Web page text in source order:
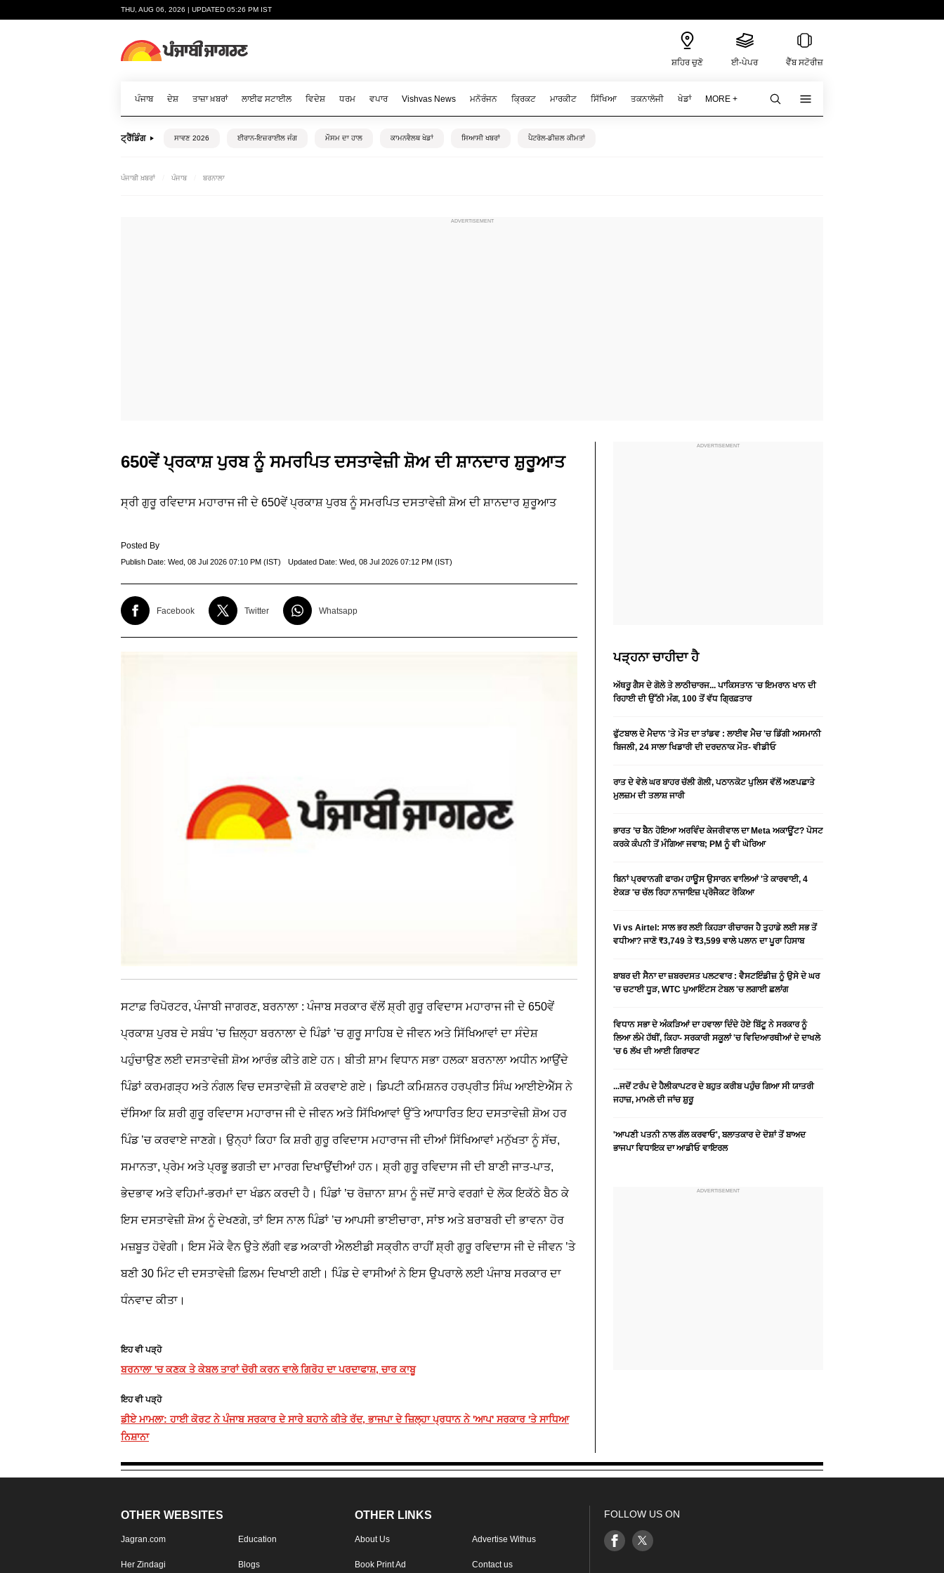
THU, AUG 06, 2026 | UPDATED 05:26 PM IST
ਸ਼ਹਿਰ ਚੁਣੋ ਈ-ਪੇਪਰ ਵੈੱਬ ਸਟੋਰੀਜ਼
ਪੰਜਾਬ ਦੇਸ਼ ਤਾਜ਼ਾ ਖ਼ਬਰਾਂ ਲਾਈਫ ਸਟਾਈਲ ਵਿਦੇਸ਼ ਧਰਮ ਵਪਾਰ Vishvas News ਮਨੋਰੰਜਨ ਕ੍ਰਿਕਟ ਮਾਰਕੀਟ ਸਿੱਖਿਆ ਤਕਨਾਲੋਜੀ ਖੇਡਾਂ MORE +
ਟ੍ਰੈਂਡਿੰਗ ਸਾਵਣ 2026 ਈਰਾਨ-ਇਜ਼ਰਾਈਲ ਜੰਗ ਮੌਸਮ ਦਾ ਹਾਲ ਕਾਮਨਵੈਲਥ ਖੇਡਾਂ ਸਿਆਸੀ ਖਬਰਾਂ ਪੈਟਰੋਲ-ਡੀਜ਼ਲ ਕੀਮਤਾਂ
ਪੰਜਾਬੀ ਖ਼ਬਰਾਂ ਪੰਜਾਬ ਬਰਨਾਲਾ
650ਵੇਂ ਪ੍ਰਕਾਸ਼ ਪੁਰਬ ਨੂੰ ਸਮਰਪਿਤ ਦਸਤਾਵੇਜ਼ੀ ਸ਼ੋਅ ਦੀ ਸ਼ਾਨਦਾਰ ਸ਼ੁਰੂਆਤ
ਸ੍ਰੀ ਗੁਰੂ ਰਵਿਦਾਸ ਮਹਾਰਾਜ ਜੀ ਦੇ 650ਵੇਂ ਪ੍ਰਕਾਸ਼ ਪੁਰਬ ਨੂੰ ਸਮਰਪਿਤ ਦਸਤਾਵੇਜ਼ੀ ਸ਼ੋਅ ਦੀ ਸ਼ਾਨਦਾਰ ਸ਼ੁਰੂਆਤ
Posted By
Publish Date: Wed, 08 Jul 2026 07:10 PM (IST) Updated Date: Wed, 08 Jul 2026 07:12 PM (IST)
Facebook Twitter Whatsapp
ਸਟਾਫ਼ ਰਿਪੋਰਟਰ, ਪੰਜਾਬੀ ਜਾਗਰਣ, ਬਰਨਾਲਾ : ਪੰਜਾਬ ਸਰਕਾਰ ਵੱਲੋਂ ਸ਼੍ਰੀ ਗੁਰੂ ਰਵਿਦਾਸ ਮਹਾਰਾਜ ਜੀ ਦੇ 650ਵੇਂ
ਪ੍ਰਕਾਸ਼ ਪੁਰਬ ਦੇ ਸਬੰਧ ’ਚ ਜ਼ਿਲ੍ਹਾ ਬਰਨਾਲਾ ਦੇ ਪਿੰਡਾਂ ’ਚ ਗੁਰੂ ਸਾਹਿਬ ਦੇ ਜੀਵਨ ਅਤੇ ਸਿੱਖਿਆਵਾਂ ਦਾ ਸੰਦੇਸ਼
ਪਹੁੰਚਾਉਣ ਲਈ ਦਸਤਾਵੇਜ਼ੀ ਸ਼ੋਅ ਆਰੰਭ ਕੀਤੇ ਗਏ ਹਨ। ਬੀਤੀ ਸ਼ਾਮ ਵਿਧਾਨ ਸਭਾ ਹਲਕਾ ਬਰਨਾਲਾ ਅਧੀਨ ਆਉਂਦੇ
ਪਿੰਡਾਂ ਕਰਮਗੜ੍ਹ ਅਤੇ ਨੰਗਲ ਵਿਚ ਦਸਤਾਵੇਜ਼ੀ ਸ਼ੋ ਕਰਵਾਏ ਗਏ। ਡਿਪਟੀ ਕਮਿਸ਼ਨਰ ਹਰਪ੍ਰੀਤ ਸਿੰਘ ਆਈਏਐੱਸ ਨੇ
ਦੱਸਿਆ ਕਿ ਸ਼ਰੀ ਗੁਰੂ ਰਵਿਦਾਸ ਮਹਾਰਾਜ ਜੀ ਦੇ ਜੀਵਨ ਅਤੇ ਸਿੱਖਿਆਵਾਂ ਉੱਤੇ ਆਧਾਰਿਤ ਇਹ ਦਸਤਾਵੇਜ਼ੀ ਸ਼ੋਅ ਹਰ
ਪਿੰਡ ’ਚ ਕਰਵਾਏ ਜਾਣਗੇ। ਉਨ੍ਹਾਂ ਕਿਹਾ ਕਿ ਸ਼ਰੀ ਗੁਰੂ ਰਵਿਦਾਸ ਮਹਾਰਾਜ ਜੀ ਦੀਆਂ ਸਿੱਖਿਆਵਾਂ ਮਨੁੱਖਤਾ ਨੂੰ ਸੱਚ,
ਸਮਾਨਤਾ, ਪ੍ਰੇਮ ਅਤੇ ਪ੍ਰਭੂ ਭਗਤੀ ਦਾ ਮਾਰਗ ਦਿਖਾਉਂਦੀਆਂ ਹਨ। ਸ਼੍ਰੀ ਗੁਰੂ ਰਵਿਦਾਸ ਜੀ ਦੀ ਬਾਣੀ ਜਾਤ-ਪਾਤ,
ਭੇਦਭਾਵ ਅਤੇ ਵਹਿਮਾਂ-ਭਰਮਾਂ ਦਾ ਖੰਡਨ ਕਰਦੀ ਹੈ। ਪਿੰਡਾਂ ’ਚ ਰੋਜ਼ਾਨਾ ਸ਼ਾਮ ਨੂੰ ਜਦੋਂ ਸਾਰੇ ਵਰਗਾਂ ਦੇ ਲੋਕ ਇਕੱਠੇ ਬੈਠ ਕੇ
ਇਸ ਦਸਤਾਵੇਜ਼ੀ ਸ਼ੋਅ ਨੂੰ ਦੇਖਣਗੇ, ਤਾਂ ਇਸ ਨਾਲ ਪਿੰਡਾਂ ’ਚ ਆਪਸੀ ਭਾਈਚਾਰਾ, ਸਾਂਝ ਅਤੇ ਬਰਾਬਰੀ ਦੀ ਭਾਵਨਾ ਹੋਰ
ਮਜ਼ਬੂਤ ਹੋਵੇਗੀ। ਇਸ ਮੌਕੇ ਵੈਨ ਉਤੇ ਲੱਗੀ ਵਡ ਅਕਾਰੀ ਐਲਈਡੀ ਸਕ੍ਰੀਨ ਰਾਹੀਂ ਸ਼੍ਰੀ ਗੁਰੂ ਰਵਿਦਾਸ ਜੀ ਦੇ ਜੀਵਨ ’ਤੇ
ਬਣੀ 30 ਮਿੰਟ ਦੀ ਦਸਤਾਵੇਜ਼ੀ ਫ਼ਿਲਮ ਦਿਖਾਈ ਗਈ। ਪਿੰਡ ਦੇ ਵਾਸੀਆਂ ਨੇ ਇਸ ਉਪਰਾਲੇ ਲਈ ਪੰਜਾਬ ਸਰਕਾਰ ਦਾ
ਧੰਨਵਾਦ ਕੀਤਾ।
ਇਹ ਵੀ ਪੜ੍ਹੋ
ਬਰਨਾਲਾ 'ਚ ਕਣਕ ਤੇ ਕੇਬਲ ਤਾਰਾਂ ਚੋਰੀ ਕਰਨ ਵਾਲੇ ਗਿਰੋਹ ਦਾ ਪਰਦਾਫਾਸ਼, ਚਾਰ ਕਾਬੂ
ਇਹ ਵੀ ਪੜ੍ਹੋ
ਡੀਏ ਮਾਮਲਾ: ਹਾਈ ਕੋਰਟ ਨੇ ਪੰਜਾਬ ਸਰਕਾਰ ਦੇ ਸਾਰੇ ਬਹਾਨੇ ਕੀਤੇ ਰੱਦ, ਭਾਜਪਾ ਦੇ ਜ਼ਿਲ੍ਹਾ ਪ੍ਰਧਾਨ ਨੇ 'ਆਪ' ਸਰਕਾਰ 'ਤੇ ਸਾਧਿਆ
ਨਿਸ਼ਾਨਾ
ਪੜ੍ਹਨਾ ਚਾਹੀਦਾ ਹੈ
ਅੱਥਰੂ ਗੈਸ ਦੇ ਗੋਲੇ ਤੇ ਲਾਠੀਚਾਰਜ... ਪਾਕਿਸਤਾਨ 'ਚ ਇਮਰਾਨ ਖਾਨ ਦੀ
ਰਿਹਾਈ ਦੀ ਉੱਠੀ ਮੰਗ, 100 ਤੋਂ ਵੱਧ ਗ੍ਰਿਫ਼ਤਾਰ
ਫੁੱਟਬਾਲ ਦੇ ਮੈਦਾਨ 'ਤੇ ਮੌਤ ਦਾ ਤਾਂਡਵ : ਲਾਈਵ ਮੈਚ 'ਚ ਡਿੱਗੀ ਅਸਮਾਨੀ
ਬਿਜਲੀ, 24 ਸਾਲਾ ਖਿਡਾਰੀ ਦੀ ਦਰਦਨਾਕ ਮੌਤ- ਵੀਡੀਓ
ਰਾਤ ਦੇ ਵੇਲੇ ਘਰ ਬਾਹਰ ਚੱਲੀ ਗੋਲੀ, ਪਠਾਨਕੋਟ ਪੁਲਿਸ ਵੱਲੋਂ ਅਣਪਛਾਤੇ
ਮੁਲਜ਼ਮ ਦੀ ਤਲਾਸ਼ ਜਾਰੀ
ਭਾਰਤ ’ਚ ਬੈਨ ਹੋਇਆ ਅਰਵਿੰਦ ਕੇਜਰੀਵਾਲ ਦਾ Meta ਅਕਾਊਂਟ? ਪੋਸਟ
ਕਰਕੇ ਕੰਪਨੀ ਤੋਂ ਮੰਗਿਆ ਜਵਾਬ; PM ਨੂੰ ਵੀ ਘੇਰਿਆ
ਬਿਨਾਂ ਪ੍ਰਵਾਨਗੀ ਫਾਰਮ ਹਾਊਸ ਉਸਾਰਨ ਵਾਲਿਆਂ 'ਤੇ ਕਾਰਵਾਈ, 4
ਏਕੜ 'ਚ ਚੱਲ ਰਿਹਾ ਨਾਜਾਇਜ਼ ਪ੍ਰੋਜੈਕਟ ਰੋਕਿਆ
Vi vs Airtel: ਸਾਲ ਭਰ ਲਈ ਕਿਹੜਾ ਰੀਚਾਰਜ ਹੈ ਤੁਹਾਡੇ ਲਈ ਸਭ ਤੋਂ
ਵਧੀਆ? ਜਾਣੋ ₹3,749 ਤੇ ₹3,599 ਵਾਲੇ ਪਲਾਨ ਦਾ ਪੂਰਾ ਹਿਸਾਬ
ਬਾਬਰ ਦੀ ਸੈਨਾ ਦਾ ਜ਼ਬਰਦਸਤ ਪਲਟਵਾਰ : ਵੈਸਟਇੰਡੀਜ਼ ਨੂੰ ਉਸੇ ਦੇ ਘਰ
'ਚ ਚਟਾਈ ਧੂੜ, WTC ਪੁਆਇੰਟਸ ਟੇਬਲ 'ਚ ਲਗਾਈ ਛਲਾਂਗ
ਵਿਧਾਨ ਸਭਾ ਦੇ ਅੰਕੜਿਆਂ ਦਾ ਹਵਾਲਾ ਦਿੰਦੇ ਹੋਏ ਬਿੱਟੂ ਨੇ ਸਰਕਾਰ ਨੂੰ
ਲਿਆ ਲੰਮੇ ਹੱਥੀਂ, ਕਿਹਾ- ਸਰਕਾਰੀ ਸਕੂਲਾਂ 'ਚ ਵਿਦਿਆਰਥੀਆਂ ਦੇ ਦਾਖਲੇ
'ਚ 6 ਲੱਖ ਦੀ ਆਈ ਗਿਰਾਵਟ
...ਜਦੋਂ ਟਰੰਪ ਦੇ ਹੈਲੀਕਾਪਟਰ ਦੇ ਬਹੁਤ ਕਰੀਬ ਪਹੁੰਚ ਗਿਆ ਸੀ ਯਾਤਰੀ
ਜਹਾਜ਼, ਮਾਮਲੇ ਦੀ ਜਾਂਚ ਸ਼ੁਰੂ
'ਆਪਣੀ ਪਤਨੀ ਨਾਲ ਗੱਲ ਕਰਵਾਓ', ਬਲਾਤਕਾਰ ਦੇ ਦੋਸ਼ਾਂ ਤੋਂ ਬਾਅਦ
ਭਾਜਪਾ ਵਿਧਾਇਕ ਦਾ ਆਡੀਓ ਵਾਇਰਲ
OTHER WEBSITES
Jagran.com Education
Her Zindagi Blogs
OTHER LINKS
About Us Advertise Withus
Book Print Ad Contact us
FOLLOW US ON